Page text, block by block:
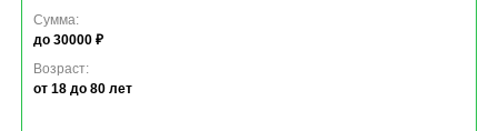
Сумма:
до 30000 ₽
Возраст:
от 18 до 80 лет